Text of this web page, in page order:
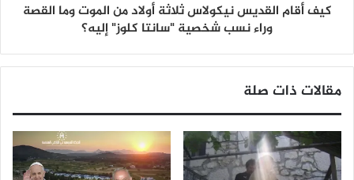
كيف أقام القديس نيكولاس ثلاثة أولاد من الموت وما القصة
وراء نسب شخصية "سانتا كلوز" إليه؟
مقالات ذات صلة